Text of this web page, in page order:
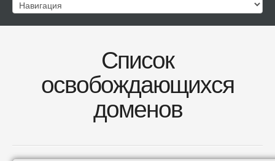
Список
освобождающихся
доменов